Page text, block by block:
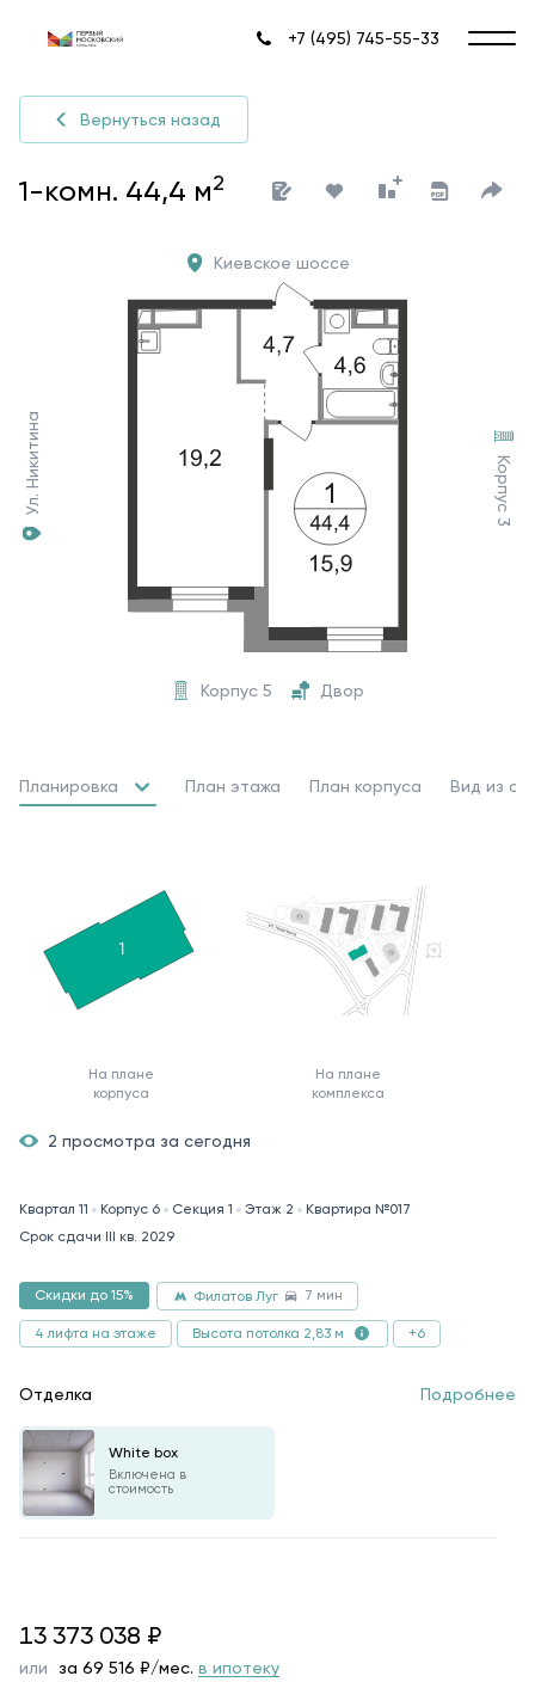
+7 (495) 745-55-33
Вернуться назад
1-комн. 44,4 м2
Ул. Никитина Корпус 3
Корпус 5 Двор
Киевское шоссе
Планировка План этажа План корпуса Вид из
На плане
корпуса
На плане
комплекса
2 просмотра за сегодня
Квартал 11 Корпус 6 Секция 1 Этаж 2
Квартира №017
Срок сдачи III кв. 2029
Скидки до 15% Филатов Луг 7 мин
4 лифта на этаже Высота потолка 2,83 м +6
Отделка Подробнее
White box
Включена в
стоимость
13373038
13 373 038 ₽
или за 69 516 ₽/мес. в ипотеку